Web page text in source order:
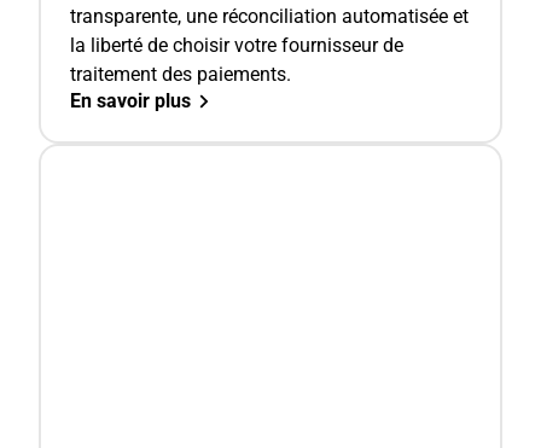
transparente, une réconciliation automatisée et
la liberté de choisir votre fournisseur de
traitement des paiements.
En savoir plus